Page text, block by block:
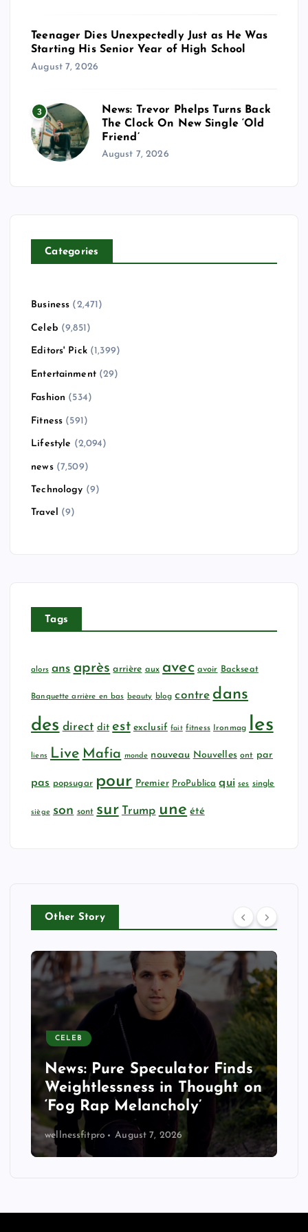
Teenager Dies Unexpectedly Just as He Was
Starting His Senior Year of High School
August 7, 2026
3
News: Trevor Phelps Turns Back
The Clock On New Single ‘Old
Friend’
August 7, 2026
Categories
Business (2,471)
Celeb (9,851)
Editors' Pick(1,399)
Entertainment(29)
Fashion (534)
Fitness (591)
Lifestyle (2,094)
news(7,509)
Technology (9)
Travel (9)
Tags
alors ans après arrière aux avec avoir Backseat
Banquette arrière en bas beauty blog contre dans
des direct dit est exclusif fait fitness Ironmag les
liens Live Mafia monde nouveau Nouvelles ont par
pas popsugar pour Premier ProPublica qui ses single
siège son sont sur Trump une été
Other Story
CELEB
News: Pure Speculator Finds
Weightlessness in Thought on
‘Fog Rap Melancholy’
wellnessfitpro August 7, 2026